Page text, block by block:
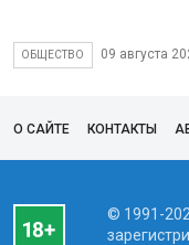
ОБЩЕСТВО 09 августа
О САЙТЕ КОНТАКТЫ
© 1991-